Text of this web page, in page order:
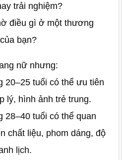
trải nghiệm?
điều gì ở một thương
bạn?
nữ nhưng:
20–25 tuổi có thể ưu tiên
lý, hình ảnh trẻ trung.
28–40 tuổi có thể quan
chất liệu, phom dáng, độ
lịch.